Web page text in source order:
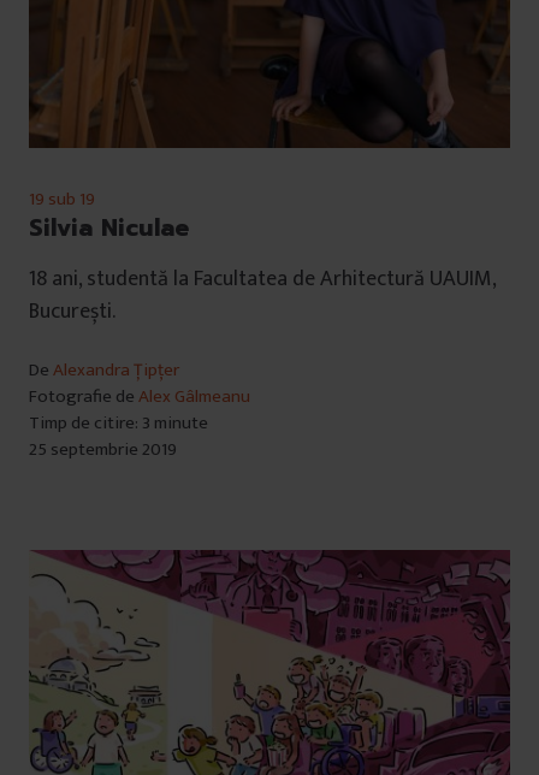
19 sub 19
Silvia Niculae
18 ani, studentă la Facultatea de Arhitectură UAUIM,
București.
DeAlexandra Țipțer
Fotografie deAlex Gâlmeanu
Timp de citire: 3 minute
25 septembrie 2019